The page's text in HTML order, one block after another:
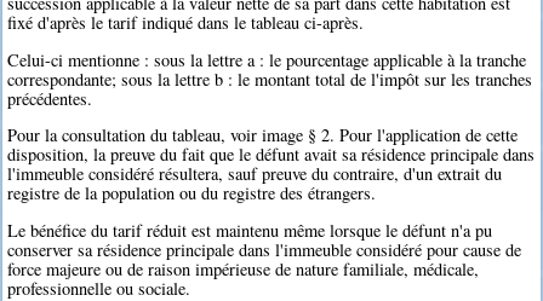
fixé d'après le tarif indiqué dans le tableau ci-après.
Celui-ci mentionne : sous la lettre a : le pourcentage applicable à la tranche
correspondante; sous la lettre b : le montant total de l'impôt sur les tranches
précédentes.
Pour la consultation du tableau, voir image § 2. Pour l'application de cette
disposition, la preuve du fait que le défunt avait sa résidence principale dans
l'immeuble considéré résultera, sauf preuve du contraire, d'un extrait du
registre de la population ou du registre des étrangers.
Le bénéfice du tarif réduit est maintenu même lorsque le défunt n'a pu
conserver sa résidence principale dans l'immeuble considéré pour cause de
force majeure ou de raison impérieuse de nature familiale, médicale,
professionnelle ou sociale.